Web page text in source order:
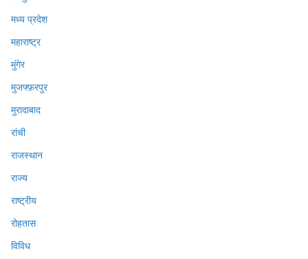
मध्य प्रदेश
महाराष्ट्र
मुंगेर
मुजफ्फ़रपुर
मुरादाबाद
रांची
राजस्थान
राज्य
राष्ट्रीय
रोहतास
विविध